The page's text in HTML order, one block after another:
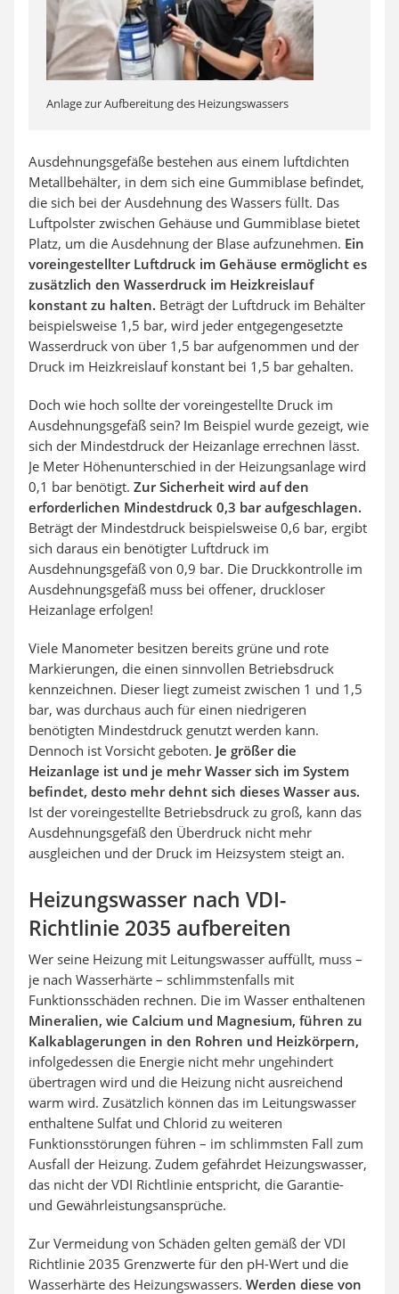
Anlage zur Aufbereitung des Heizungswassers
Ausdehnungsgefäße bestehen aus einem luftdichten
Metallbehälter, in dem sich eine Gummiblase befindet,
die sich bei der Ausdehnung des Wassers füllt. Das
Luftpolster zwischen Gehäuse und Gummiblase bietet
Platz, um die Ausdehnung der Blase aufzunehmen. Ein
voreingestellter Luftdruck im Gehäuse ermöglicht es
zusätzlich den Wasserdruck im Heizkreislauf
konstant zu halten. Beträgt der Luftdruck im Behälter
beispielsweise 1,5 bar, wird jeder entgegengesetzte
Wasserdruck von über 1,5 bar aufgenommen und der
Druck im Heizkreislauf konstant bei 1,5 bar gehalten.
Doch wie hoch sollte der voreingestellte Druck im
Ausdehnungsgefäß sein? Im Beispiel wurde gezeigt, wie
sich der Mindestdruck der Heizanlage errechnen lässt.
Je Meter Höhenunterschied in der Heizungsanlage wird
0,1 bar benötigt. Zur Sicherheit wird auf den
erforderlichen Mindestdruck 0,3 bar aufgeschlagen.
Beträgt der Mindestdruck beispielsweise 0,6 bar, ergibt
sich daraus ein benötigter Luftdruck im
Ausdehnungsgefäß von 0,9 bar. Die Druckkontrolle im
Ausdehnungsgefäß muss bei offener, druckloser
Heizanlage erfolgen!
Viele Manometer besitzen bereits grüne und rote
Markierungen, die einen sinnvollen Betriebsdruck
kennzeichnen. Dieser liegt zumeist zwischen 1 und 1,5
bar, was durchaus auch für einen niedrigeren
benötigten Mindestdruck genutzt werden kann.
Dennoch ist Vorsicht geboten. Je größer die
Heizanlage ist und je mehr Wasser sich im System
befindet, desto mehr dehnt sich dieses Wasser aus.
Ist der voreingestellte Betriebsdruck zu groß, kann das
Ausdehnungsgefäß den Überdruck nicht mehr
ausgleichen und der Druck im Heizsystem steigt an.
Heizungswasser nach VDI-
Richtlinie 2035 aufbereiten
Wer seine Heizung mit Leitungswasser auffüllt, muss –
je nach Wasserhärte – schlimmstenfalls mit
Funktionsschäden rechnen. Die im Wasser enthaltenen
Mineralien, wie Calcium und Magnesium, führen zu
Kalkablagerungen in den Rohren und Heizkörpern,
infolgedessen die Energie nicht mehr ungehindert
übertragen wird und die Heizung nicht ausreichend
warm wird. Zusätzlich können das im Leitungswasser
enthaltene Sulfat und Chlorid zu weiteren
Funktionsstörungen führen – im schlimmsten Fall zum
Ausfall der Heizung. Zudem gefährdet Heizungswasser,
das nicht der VDI Richtlinie entspricht, die Garantie-
und Gewährleistungsansprüche.
Zur Vermeidung von Schäden gelten gemäß der VDI
Richtlinie 2035 Grenzwerte für den pH-Wert und die
Wasserhärte des Heizungswassers. Werden diese von